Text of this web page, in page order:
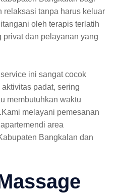
relaksasi tanpa harus keluar
oleh terapis terlatih
dan pelayanan yang
ini sangat cocok
padat, sering
membutuhkan waktu
melayani pemesanan
area
Bangkalan dan